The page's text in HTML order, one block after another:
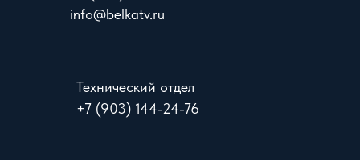
info@belkatv.ru
Технический отдел
+7 (903) 144-24-76